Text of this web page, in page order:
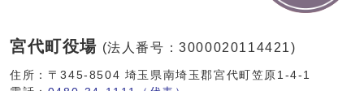
宮代町役場 (法人番号：3000020114421)
住所：〒345-8504 埼玉県南埼玉郡宮代町笠原1-4-1